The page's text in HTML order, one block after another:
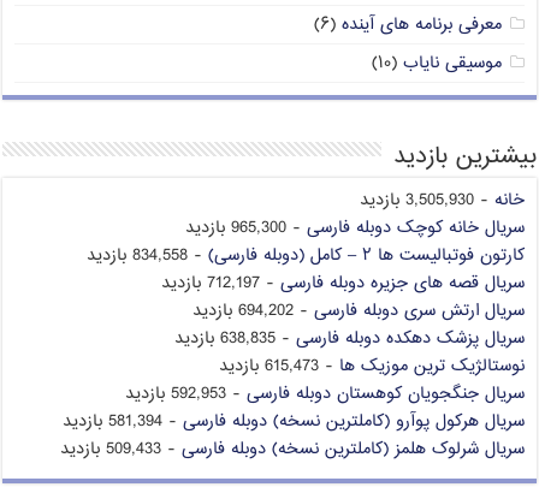
معرفی برنامه های آینده (۶)
موسیقی نایاب (۱۰)
بیشترین بازدید
خانه - 3,505,930 بازدید
سریال خانه کوچک دوبله فارسی - 965,300 بازدید
کارتون فوتبالیست ها ۲ – کامل (دوبله فارسی)
- 834,558 بازدید
سریال قصه های جزیره دوبله فارسی - 712,197 بازدید
سریال ارتش سری دوبله فارسی - 694,202 بازدید
سریال پزشک دهکده دوبله فارسی - 638,835 بازدید
نوستالژیک ترین موزیک ها - 615,473 بازدید
سریال جنگجویان کوهستان دوبله فارسی - 592,953 بازدید
سریال هرکول پوآرو (کاملترین نسخه) دوبله فارسی - 581,394 بازدید
سریال شرلوک هلمز (کاملترین نسخه) دوبله فارسی - 509,433 بازدید